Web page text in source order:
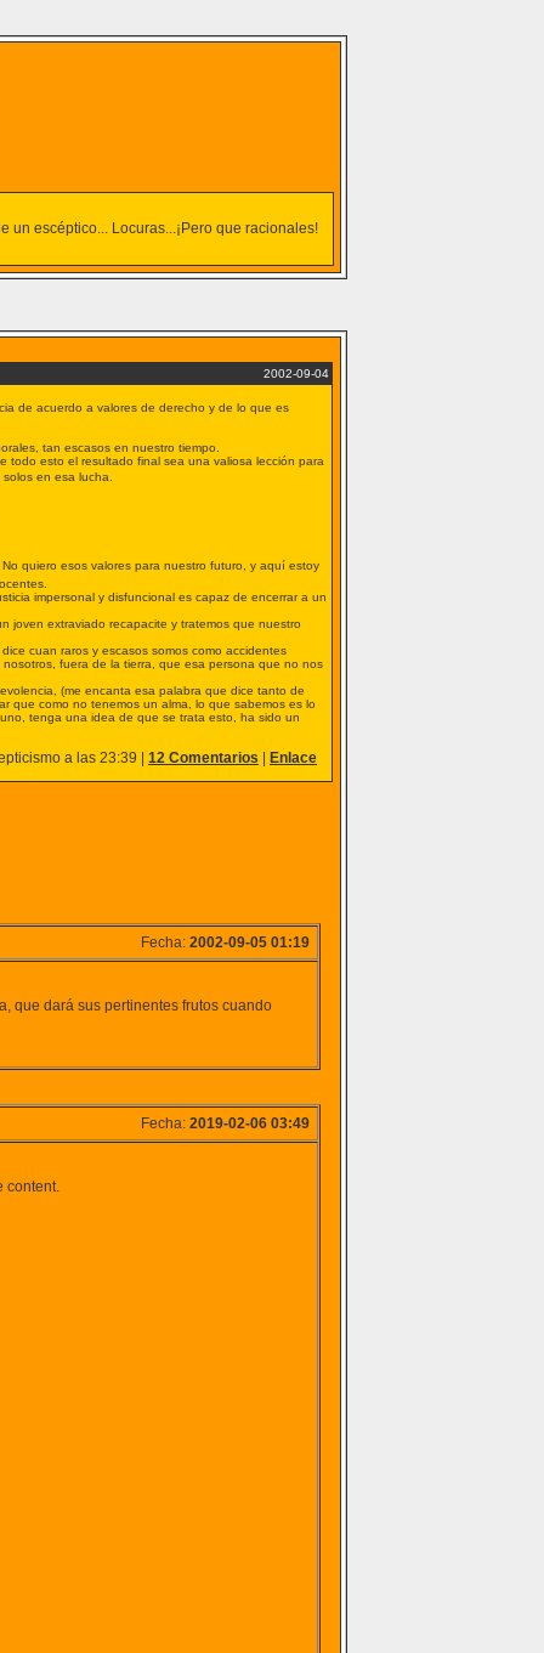
un escéptico... Locuras...¡Pero que racionales!
2002-09-04
de acuerdo a valores de derecho y de lo que es
tan escasos en nuestro tiempo.
todo esto el resultado final sea una valiosa lección para
en esa lucha.
quiero esos valores para nuestro futuro, y aquí estoy
impersonal y disfuncional es capaz de encerrar a un
joven extraviado recapacite y tratemos que nuestro
cuan raros y escasos somos como accidentes
fuera de la tierra, que esa persona que no nos
(me encanta esa palabra que dice tanto de
que como no tenemos un alma, lo que sabemos es lo
tenga una idea de que se trata esto, ha sido un
a las 23:39 | 12 Comentarios Enlace
Fecha: 2002-09-05 01:19
que dará sus pertinentes frutos cuando
Fecha: 2019-02-06 03:49
content.